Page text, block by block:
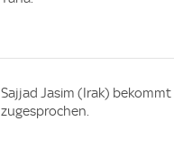
Sajjad Jasim (Irak)
zugesprochen.